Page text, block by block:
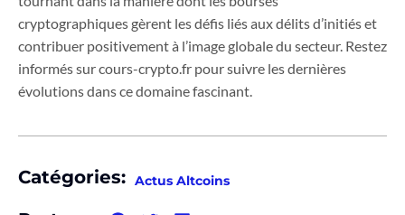
cryptographiques gèrent les défis liés aux délits d’initiés et
contribuer positivement à l’image globale du secteur. Restez
informés sur cours-crypto.fr pour suivre les dernières
évolutions dans ce domaine fascinant.
Catégories: Actus Altcoins